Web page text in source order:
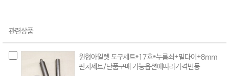
관련상품
원형아일렛 도구세트*17호*누름쇠+밑다이+8mm
펀치세트/단품구매 가능옵션에따라가격변동